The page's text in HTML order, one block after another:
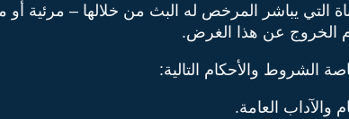
التي يباشر المرخص له البث من خلالها – مرئية
الخروج عن هذا الغرض.
الشروط والأحكام التالية: